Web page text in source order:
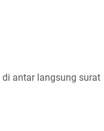
antar langsung surat